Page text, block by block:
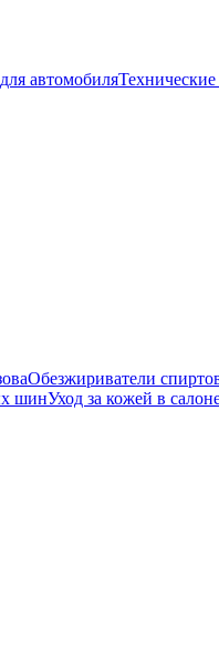
автомобиля
Обезжириватели
шинУход за кожей в